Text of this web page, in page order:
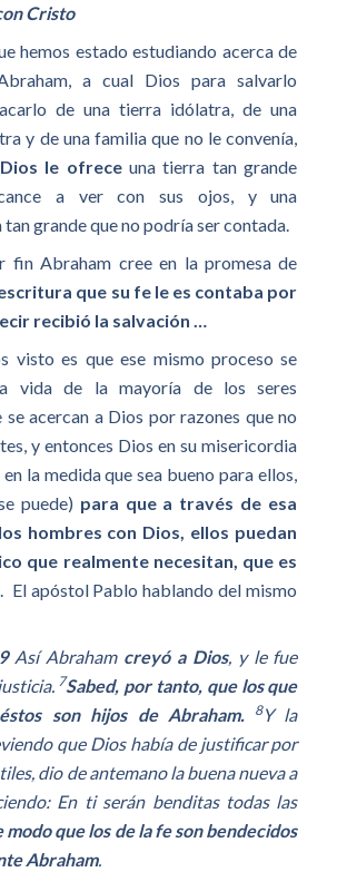
Cristo
hemos estado estudiando acerca de
a cual Dios para salvarlo
de una tierra idólatra, de una
y de una familia que no le convenía,
le ofreceuna tierra tan grande
a ver con sus ojos, y una
grande que no podría ser contada.
fin Abraham cree en la promesa de
que su fe le es contaba por
recibió la salvación …
visto es que ese mismo proceso se
vida de la mayoría de los seres
se acercan a Dios por razones que no
y entonces Dios en su misericordia
la medida que sea bueno para ellos,
puede) para que a través de esa
hombres con Dios, ellos puedan
que realmente necesitan, que es
. El apóstol Pablo hablando del mismo
Así Abraham creyó a Dios, y le fue
7Sabed, por tanto, que los que
son hijos de Abraham. 8Y la
que Dios había de justificar por
dio de antemano la buena nueva a
En ti serán benditas todas las
modo que los de la fe son bendecidos
Abraham.